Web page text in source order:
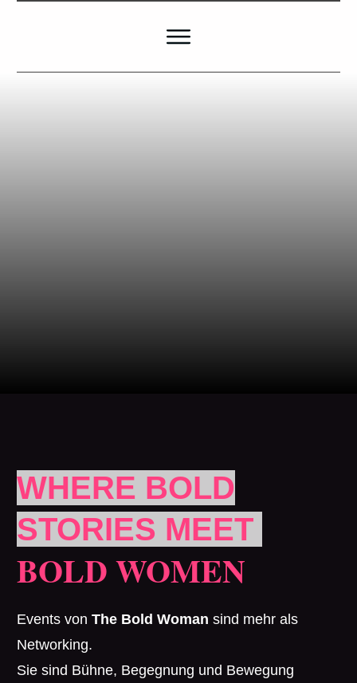
WHERE BOLD
STORIES MEET
BOLD WOMEN
Events von The Bold Woman sind mehr als
Networking.
Sie sind Bühne, Begegnung und Bewegung